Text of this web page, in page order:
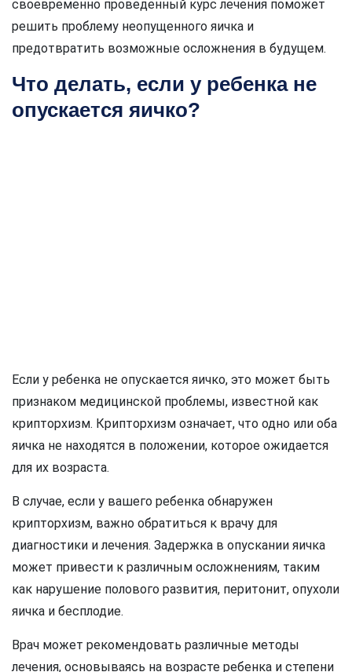
своевременно проведенный курс лечения поможет
решить проблему неопущенного яичка и
предотвратить возможные осложнения в будущем.
Что делать, если у ребенка не
опускается яичко?
Если у ребенка не опускается яичко, это может быть
признаком медицинской проблемы, известной как
крипторхизм. Крипторхизм означает, что одно или оба
яичка не находятся в положении, которое ожидается
для их возраста.
В случае, если у вашего ребенка обнаружен
крипторхизм, важно обратиться к врачу для
диагностики и лечения. Задержка в опускании яичка
может привести к различным осложнениям, таким
как нарушение полового развития, перитонит, опухоли
яичка и бесплодие.
Врач может рекомендовать различные методы
лечения, основываясь на возрасте ребенка и степени